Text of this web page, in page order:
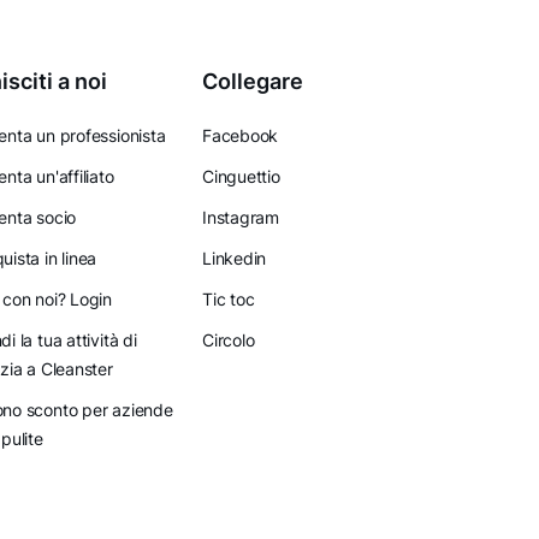
a noi
un professionista
un'affiliato
socio
in linea
con noi? Login
la tua attività di
a Cleanster
sconto per aziende
Collegare
Facebook
Cinguettio
Instagram
Linkedin
Tic toc
Circolo